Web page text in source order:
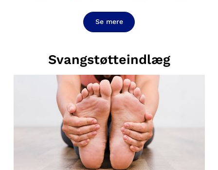
Se mere
Svangstøtteindlæg